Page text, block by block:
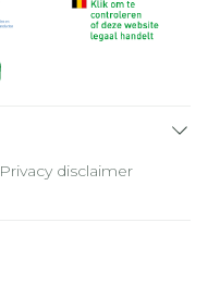
Privacy disclaimer